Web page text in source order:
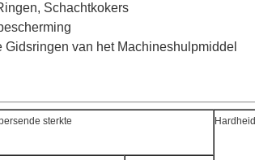
Schachtkokers
van het Machineshulpmiddel
sterkte Hardheid